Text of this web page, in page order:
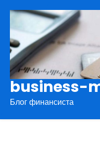
содержимому
business-
Блог финансиста